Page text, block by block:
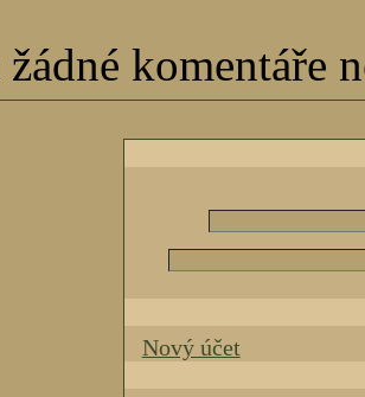
žádné komentáře
Nový účet